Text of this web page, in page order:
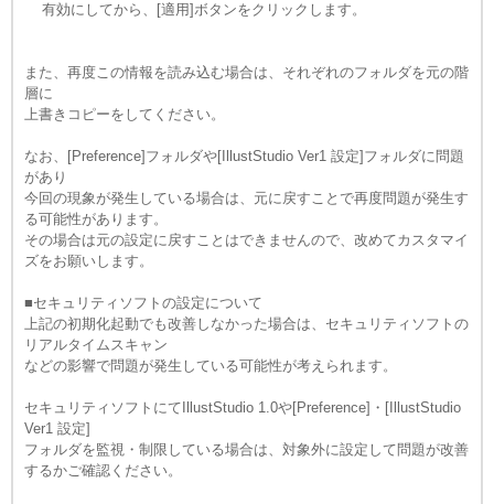
有効にしてから、[適用]ボタンをクリックします。
また、再度この情報を読み込む場合は、それぞれのフォルダを元の階
層に
上書きコピーをしてください。
なお、[Preference]フォルダや[IllustStudio Ver1 設定]フォルダに問題
があり
今回の現象が発生している場合は、元に戻すことで再度問題が発生す
る可能性があります。
その場合は元の設定に戻すことはできませんので、改めてカスタマイ
ズをお願いします。
■セキュリティソフトの設定について
上記の初期化起動でも改善しなかった場合は、セキュリティソフトの
リアルタイムスキャン
などの影響で問題が発生している可能性が考えられます。
セキュリティソフトにてIllustStudio 1.0や[Preference]・[IllustStudio
Ver1 設定]
フォルダを監視・制限している場合は、対象外に設定して問題が改善
するかご確認ください。